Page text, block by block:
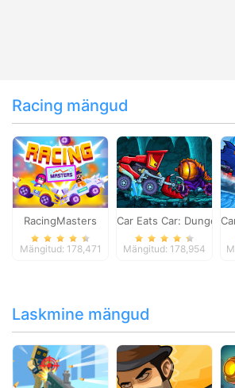
Racing mängud
RacingMasters
Mängitud: 178,471
Car Eats Car: Dungeon
Mängitud: 178,954
Laskmine mängud